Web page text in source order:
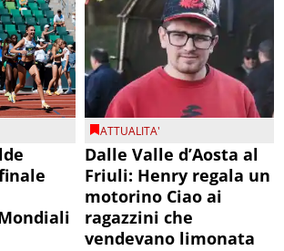
ATTUALITA'
Dalle Valle d’Aosta al
Friuli: Henry regala un
motorino Ciao ai
ragazzini che
vendevano limonata